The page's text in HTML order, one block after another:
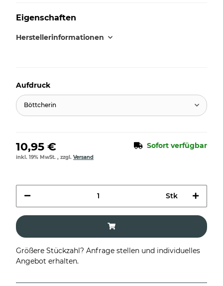
Eigenschaften
Herstellerinformationen
Aufdruck
Böttcherin
10,95 € Sofort verfügbar
inkl. 19% MwSt. , zzgl. Versand
Stk
Größere Stückzahl? Anfrage stellen und individuelles
Angebot erhalten.